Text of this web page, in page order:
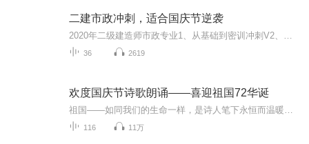
二建市政冲刺，适合国庆节逆袭
36 2619
欢度国庆节诗歌朗诵——喜迎祖国72华诞
116 11万